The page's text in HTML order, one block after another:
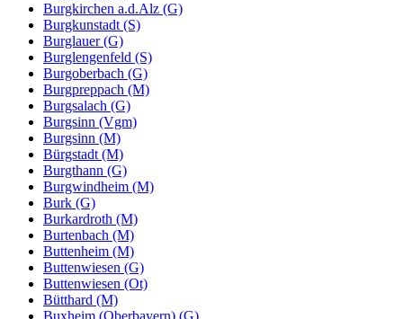
Burgkirchen a.d.Alz (G)
Burgkunstadt (S)
Burglauer (G)
Burglengenfeld (S)
Burgoberbach (G)
Burgpreppach (M)
Burgsalach (G)
Burgsinn (Vgm)
Burgsinn (M)
Bürgstadt (M)
Burgthann (G)
Burgwindheim (M)
Burk (G)
Burkardroth (M)
Burtenbach (M)
Buttenheim (M)
Buttenwiesen (G)
Buttenwiesen (Ot)
Bütthard (M)
Buxheim (Oberbayern) (G)